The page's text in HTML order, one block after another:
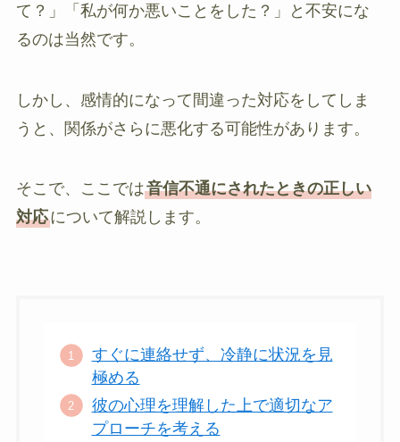
て？」「私が何か悪いことをした？」と不安にな
るのは当然です。
しかし、感情的になって間違った対応をしてしま
うと、関係がさらに悪化する可能性があります。
そこで、ここでは音信不通にされたときの正しい
対応について解説します。
すぐに連絡せず、冷静に状況を見
極める
彼の心理を理解した上で適切なア
プローチを考える